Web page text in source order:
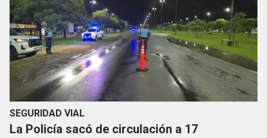
SEGURIDAD VIAL
La Policía sacó de circulación a 17